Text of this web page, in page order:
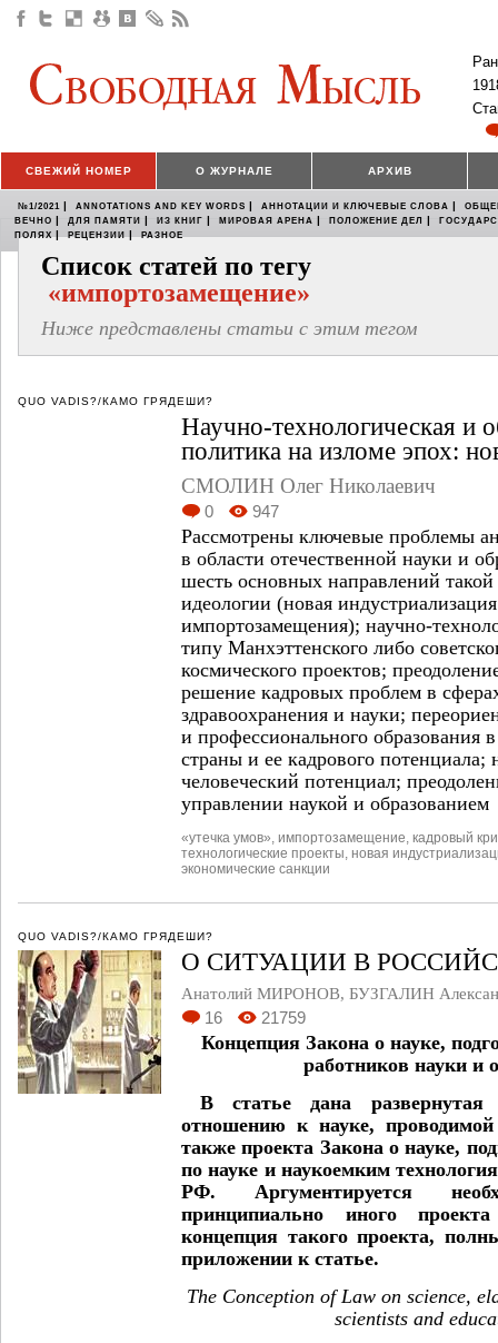
СВЕЖИЙ НОМЕР О ЖУРНАЛЕ АРХИВ
№1/2021 | ANNOTATIONS AND KEY WORDS | АННОТАЦИИ И КЛЮЧЕВЫЕ СЛОВА |
ВЕЧНО | ДЛЯ ПАМЯТИ | ИЗ КНИГ | МИРОВАЯ АРЕНА | ПОЛОЖЕНИЕ ДЕЛ |
ПОЛЯХ | РЕЦЕНЗИИ | РАЗНОЕ
Список статей по тегу
«импортозамещение»
Ниже представлены статьи с этим тегом
QUO VADIS?/КАМО ГРЯДЕШИ?
Научно-технологическая и
политика на изломе эпох:
СМОЛИН Олег Николаевич
0 947
Рассмотрены ключевые проблемы
в области отечественной науки и
шесть основных направлений
идеологии (новая
импортозамещения); научно-
типу Манхэттенского либо
космического проектов;
решение кадровых проблем в
здравоохранения и науки;
и профессионального образования
страны и ее кадрового
человеческий потенциал;
управлении наукой и образованием
«утечка умов» импортозамещение кадровый
технологические проекты новая
экономические санкции
QUO VADIS?/КАМО ГРЯДЕШИ?
О СИТУАЦИИ В
Анатолий МИРОНОВ, БУЗГАЛИН
16 21759
Концепция Закона о науке,
работников науки и
В статье дана
отношению к науке,
также проекта Закона о науке,
по науке и наукоемким
РФ. Аргументируется
принципиально иного
концепция такого проекта,
приложении к статье.
The Conception of Law on science,
scientists and